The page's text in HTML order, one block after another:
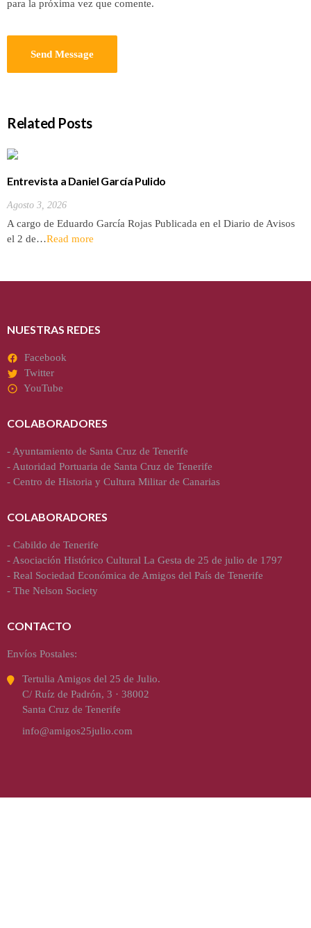
para la próxima vez que comente.
Related Posts
Entrevista a Daniel García Pulido
Agosto 3, 2026
A cargo de Eduardo García Rojas Publicada en el Diario de Avisos
el 2 de…Read more
NUESTRAS REDES
Facebook
Twitter
YouTube
COLABORADORES
- Ayuntamiento de Santa Cruz de Tenerife
- Autoridad Portuaria de Santa Cruz de Tenerife
- Centro de Historia y Cultura Militar de Canarias
COLABORADORES
- Cabildo de Tenerife
- Asociación Histórico Cultural La Gesta de 25 de julio de 1797
- Real Sociedad Económica de Amigos del País de Tenerife
- The Nelson Society
CONTACTO
Envíos Postales:
Tertulia Amigos del 25 de Julio.
C/ Ruíz de Padrón, 3 · 38002
Santa Cruz de Tenerife
info@amigos25julio.com